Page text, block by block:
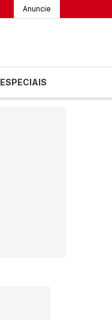
Anuncie
ESPECIAIS